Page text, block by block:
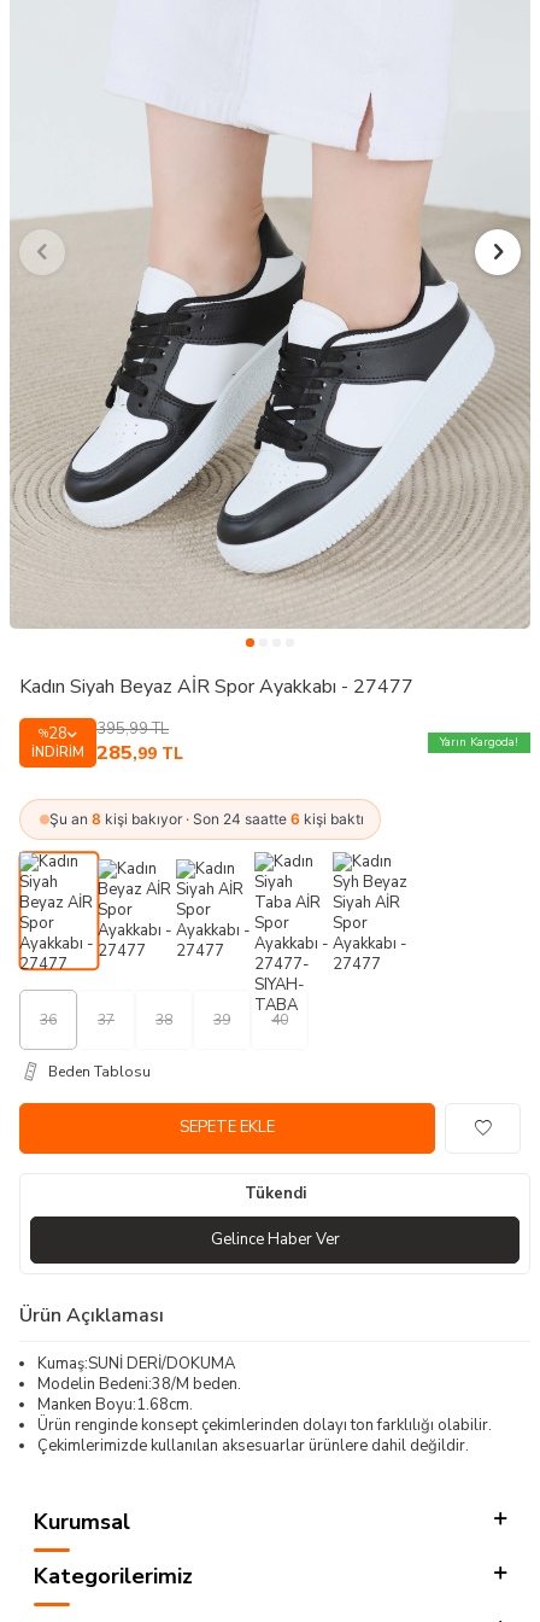
Kadın Siyah Beyaz AİR Spor Ayakkabı - 27477
%28
İNDIRIM
395,99TL
285,99 TL
Yarın Kargoda!
Şu an 8 kişi bakıyor · Son 24 saatte 6 kişi baktı
36 37 38 39 40
Beden Tablosu
SEPETE EKLE
Tükendi
Gelince Haber Ver
Ürün Açıklaması
Kumaş:SUNİ DERİ/DOKUMA
Modelin Bedeni:38/M beden.
Manken Boyu:1.68cm.
Ürün renginde konsept çekimlerinden dolayı ton farklılığı olabilir.
Çekimlerimizde kullanılan aksesuarlar ürünlere dahil değildir.
Kurumsal
Kategorilerimiz